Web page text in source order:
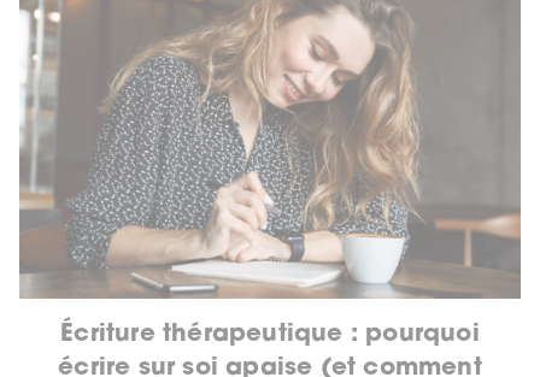
Écriture thérapeutique : pourquoi
écrire sur soi apaise (et comment